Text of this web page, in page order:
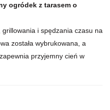
ogródek z tarasem o
i spędzania czasu na
została wybrukowana, a
przyjemny cień w